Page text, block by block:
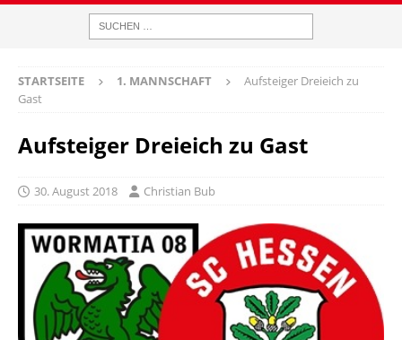
STARTSEITE 1. MANNSCHAFT
Aufsteiger Dreieich zu
Gast
Aufsteiger Dreieich zu Gast
30. August 2018 Christian Bub